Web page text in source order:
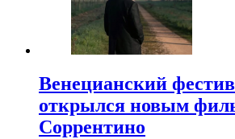
Венецианский
открылся новым
Соррентино